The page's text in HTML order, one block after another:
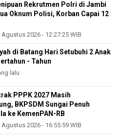
Rekrutmen Polri di Jambi
Oknum Polisi, Korban Capai 12
2026 - 12:27:25 WIB
di Batang Hari Setubuhi 2 Anak
- Tahun
lalu
PPPK 2027 Masih
BKPSDM Sungai Penuh
ke KemenPAN-RB
2026 - 16:55:59 WIB